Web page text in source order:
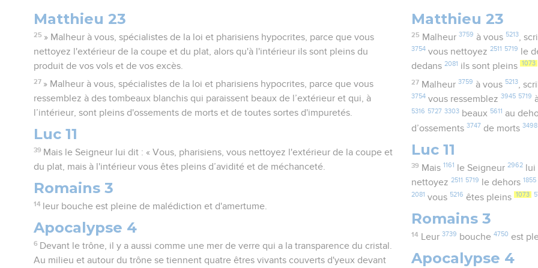
Matthieu 23
25 » Malheur à vous, spécialistes de la loi et pharisiens hypocrites, parce que vous
nettoyez l'extérieur de la coupe et du plat, alors qu'à l'intérieur ils sont pleins du
produit de vos vols et de vos excès.
27 » Malheur à vous, spécialistes de la loi et pharisiens hypocrites, parce que vous
ressemblez à des tombeaux blanchis qui paraissent beaux de l’extérieur et qui, à
l’intérieur, sont pleins d'ossements de morts et de toutes sortes d'impuretés.
Luc 11
39 Mais le Seigneur lui dit : « Vous, pharisiens, vous nettoyez l'extérieur de la coupe et
du plat, mais à l'intérieur vous êtes pleins d’avidité et de méchanceté.
Romains 3
14 leur bouche est pleine de malédiction et d'amertume.
Apocalypse 4
6 Devant le trône, il y a aussi comme une mer de verre qui a la transparence du cristal.
Au milieu et autour du trône se tiennent quatre êtres vivants couverts d'yeux devant
Matthieu 23
25 Malheur 3759 à vous 5213,
3754 vous nettoyez2511 5719 le
dedans2081 ils sont pleins 1073
27 Malheur 3759 à vous 5213,
3754 vous ressemblez3945 5719
5316 5727 3303 beaux 5611 au
d’ossements3747 de morts3498
Luc 11
39 Mais 1161 le Seigneur 2962lui
nettoyez2511 5719 le dehors 1855
2081 vous 5216 êtes pleins 1073
Romains 3
14 Leur 3739 bouche 4750 est
Apocalypse 4